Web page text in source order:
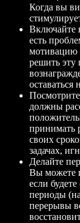
Когда вы
Включайте
есть
мотивацию
решить эту
оставаться
должны
принимать
своих
задачах,
Делайте
Вы можете
если
периоды
перерывы